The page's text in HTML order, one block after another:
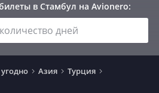
в Стамбул на Avionero:
дней
Азия
Турция